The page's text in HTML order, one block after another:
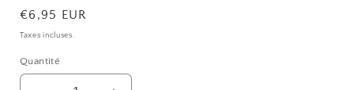
Prix
habituel
€6,95 EUR
Taxes incluses.
Quantité